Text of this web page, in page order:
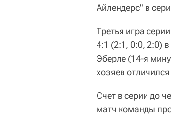
Айлендерс" в
Третья игра
4:1 (2:1, 0:0, 2:0)
Эберле (14-я
хозяев
Счет в серии до
матч команды